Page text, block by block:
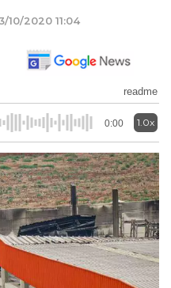
10/2020 11:04
readme
0:00 1.0x